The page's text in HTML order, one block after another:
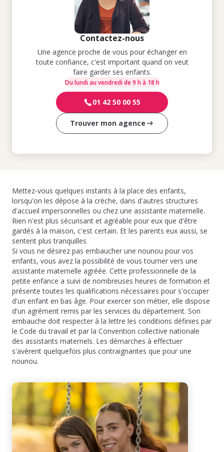
Contactez-nous
Une agence proche de vous pour échanger en
toute confiance, c'est important quand on veut
faire garder ses enfants.
Du lundi au vendredi de 9 h à 18 h
01 42 50 00 55
Trouver mon agence
Mettez-vous quelques instants à la place des enfants,
lorsqu'on les dépose à la crèche, dans d'autres structures
d'accueil impersonnelles ou chez une assistante maternelle.
Rien n'est plus sécurisant et agréable pour eux que d'être
gardés à la maison, c'est certain. Et les parents eux aussi, se
sentent plus tranquilles
Si vous ne désirez pas embaucher une nounou pour vos
enfants, vous avez la possibilité de vous tourner vers une
assistante maternelle agréée. Cette professionnelle de la
petite enfance a suivi de nombreuses heures de formation et
présente toutes les qualifications nécessaires pour s'occuper
d'un enfant en bas âge. Pour exercer son métier, elle dispose
d'un agrément remis par les services du département. Son
embauche doit respecter à la lettre les conditions définies par
le Code du travail et par la Convention collective nationale
des assistants maternels. Les démarches à effectuer
s'avèrent quelquefois plus contraignantes que pour une
nounou.